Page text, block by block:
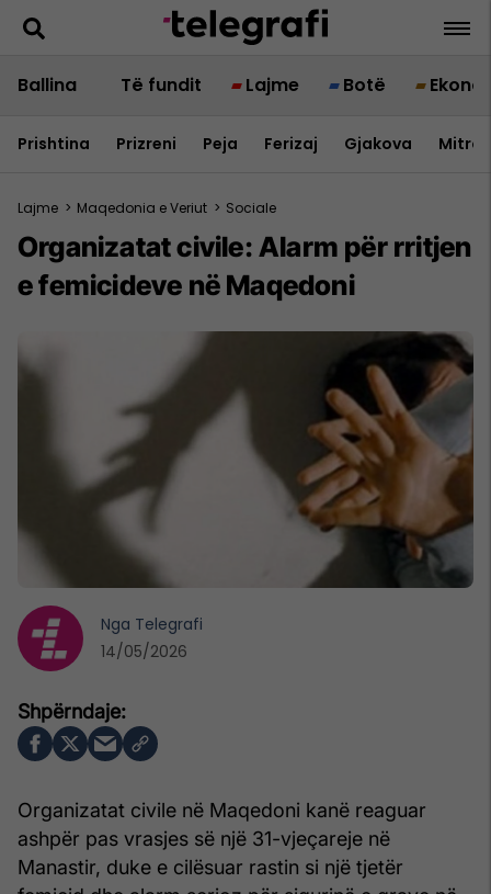
Ballina Të fundit Lajme Botë
Prishtina Prizreni Peja Ferizaj Gjakova
Lajme > Maqedonia e Veriut > Sociale
Organizatat civile: Alarm për rritjen
e femicideve në Maqedoni
Organizatat civile në Maqedoni kanë reaguar
ashpër pas vrasjes së një 31-vjeçareje në
Manastir, duke e cilësuar rastin si një tjetër
Nga Telegrafi
14/05/2026